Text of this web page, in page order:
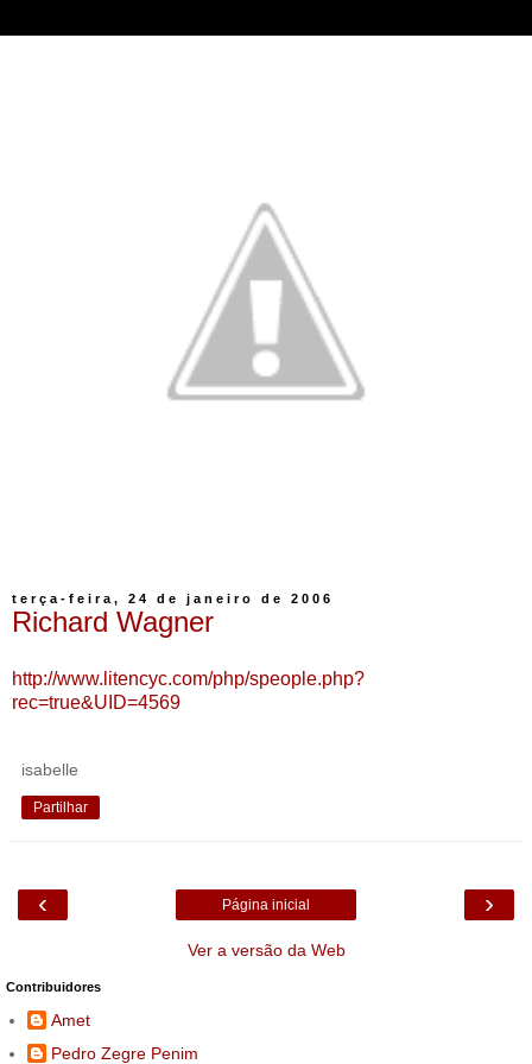
terça-feira, 24 de janeiro de 2006
Richard Wagner
http://www.litencyc.com/php/speople.php?
rec=true&UID=4569
isabelle
Partilhar
‹ ›
Página inicial
Ver a versão da Web
Contribuidores
Amet
Pedro Zegre Penim